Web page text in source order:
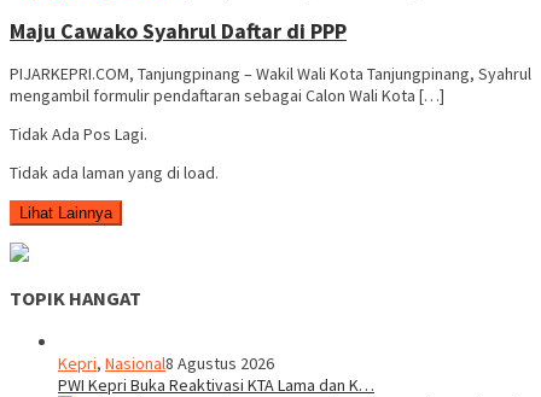
Maju Cawako Syahrul Daftar di PPP
PIJARKEPRI.COM, Tanjungpinang – Wakil Wali Kota Tanjungpinang, Syahrul
mengambil formulir pendaftaran sebagai Calon Wali Kota […]
Tidak Ada Pos Lagi.
Tidak ada laman yang di load.
Lihat Lainnya
TOPIK HANGAT
Kepri, Nasional8 Agustus 2026
PWI Kepri Buka Reaktivasi KTA Lama dan K…